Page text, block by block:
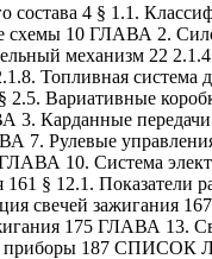
4 § 1.1.
10 ГЛАВА 2.
механизм 22
Топливная
Вариативные
3. Карданные
Рулевые
10. Система
§ 12.1. Показатели
свечей зажигания
175 ГЛАВА 13.
приборы 187